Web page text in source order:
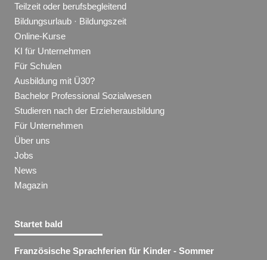
Teilzeit oder berufsbegleitend
Bildungsurlaub · Bildungszeit
Online-Kurse
KI für Unternehmen
Für Schulen
Ausbildung mit Ü30?
Bachelor Professional Sozialwesen
Studieren nach der Erzieherausbildung
Für Unternehmen
Über uns
Jobs
News
Magazin
Startet bald
Französische Sprachferien für Kinder - Sommer